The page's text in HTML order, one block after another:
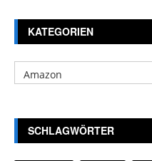
KATEGORIEN
Kategorien
SCHLAGWÖRTER